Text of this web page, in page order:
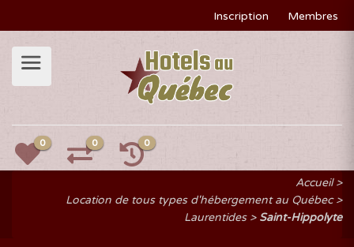
Inscription Membres
0 0 0
Accueil
Location de tous types d'hébergement au Québec
Laurentides
Saint-Hippolyte